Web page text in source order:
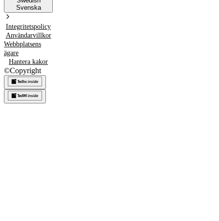
Svenska
Integritetspolicy
Användarvillkor
Webbplatsens
ägare
Hantera kakor
©Copyright